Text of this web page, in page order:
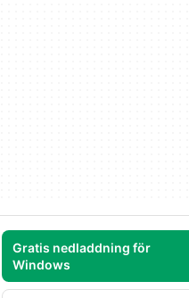
Gratis nedladdning för
Windows